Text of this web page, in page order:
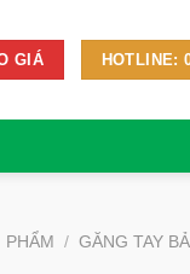
GIÁ HOTLINE:
PHẨM / GĂNG TAY